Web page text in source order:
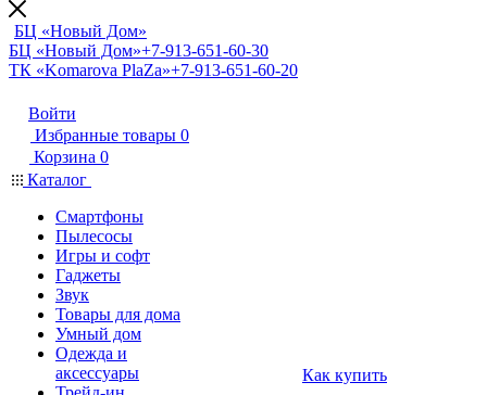
БЦ «Новый Дом»
БЦ «Новый Дом»+7-913-651-60-30
ТК «Komarova PlaZa»+7-913-651-60-20
Войти
Избранные товары 0
Корзина 0
Каталог
Смартфоны
Пылесосы
Игры и софт
Гаджеты
Звук
Товары для дома
Умный дом
Одежда и
аксессуары
Как купить